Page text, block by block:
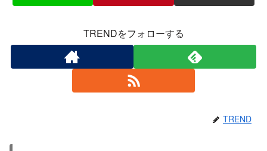
TRENDをフォローする
TREND